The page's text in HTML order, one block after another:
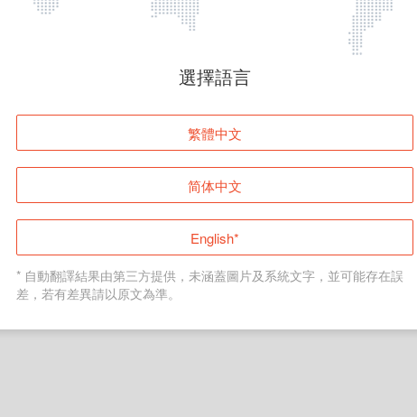
頁面無法顯示
登入
返回首頁
選擇語言
繁體中文
简体中文
English*
* 自動翻譯結果由第三方提供，未涵蓋圖片及系統文字，並可能存在誤
差，若有差異請以原文為準。